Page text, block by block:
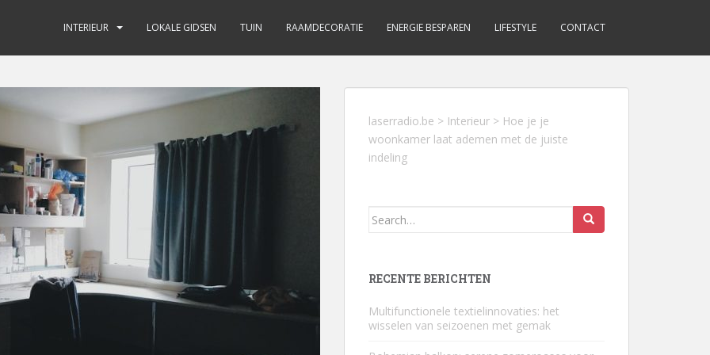
INTERIEUR LOKALE GIDSEN TUIN RAAMDECORATIE ENERGIE BESPAREN LIFESTYLE CONTACT
laserradio.be > Interieur > Hoe je je
woonkamer laat ademen met de juiste
indeling
Search
RECENTE BERICHTEN
Multifunctionele textielinnovaties: het
wisselen van seizoenen met gemak